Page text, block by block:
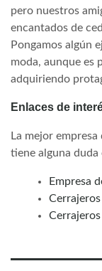
pero nuestros
encantados de
Pongamos algún
moda, aunque es
adquiriendo
Enlaces de
La mejor empresa
tiene alguna duda
Empresa